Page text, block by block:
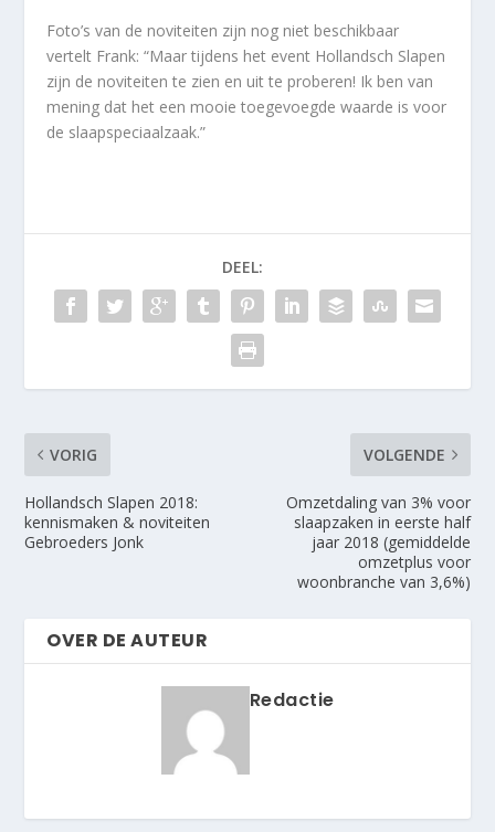
Foto’s van de noviteiten zijn nog niet beschikbaar
vertelt Frank: “Maar tijdens het event Hollandsch Slapen
zijn de noviteiten te zien en uit te proberen! Ik ben van
mening dat het een mooie toegevoegde waarde is voor
de slaapspeciaalzaak.”
DEEL:
VORIG
Hollandsch Slapen 2018:
kennismaken & noviteiten
Gebroeders Jonk
VOLGENDE
Omzetdaling van 3% voor
slaapzaken in eerste half
jaar 2018 (gemiddelde
omzetplus voor
woonbranche van 3,6%)
OVER DE AUTEUR
Redactie